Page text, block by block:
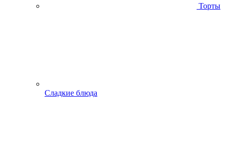
Торты
Сладкие блюда